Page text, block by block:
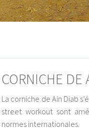
CORNICHE DE
La corniche de Ain Diab
street workout sont
normes internationales.